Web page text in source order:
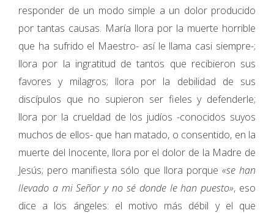
responder de un modo simple a un dolor producido
por tantas causas. María llora por la muerte horrible
que ha sufrido el Maestro- así le llama casi siempre-;
llora por la ingratitud de tantos que recibieron sus
favores y milagros; llora por la debilidad de sus
discípulos que no supieron ser fieles y defenderle;
llora por la crueldad de los judíos -conocidos suyos
muchos de ellos- que han matado, o consentido, en la
muerte del Inocente, llora por el dolor de la Madre de
Jesús; pero manifiesta sólo que llora porque «se han
llevado a mi Señor y no sé donde le han puesto», eso
dice a los ángeles: el motivo más débil y el que